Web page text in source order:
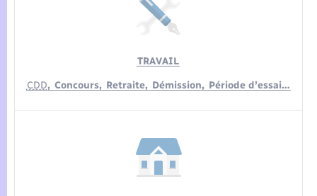
TRAVAIL
CDD, Concours, Retraite, Démission, Période d’essai…